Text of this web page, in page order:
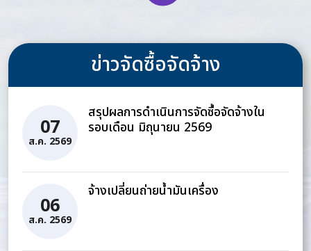
ข่าวจัดซื้อจัดจ้าง
07
ส.ค. 2569
สรุปผลการดำเนินการจัดซื้อจัดจ้างใน
รอบเดือน มิถุนายน 2569
06
ส.ค. 2569
จ้างเปลี่ยนถ่ายน้ำมันเครื่อง